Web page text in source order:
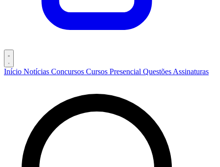
Início Notícias Concursos Cursos Presencial Questões Assinaturas